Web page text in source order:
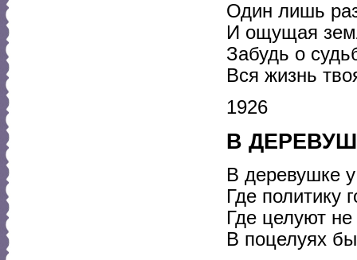
Один лишь
И ощущая
Забудь о
Вся жизнь
1926
В
В деревушке
Где политику
Где целуют не
В поцелуях